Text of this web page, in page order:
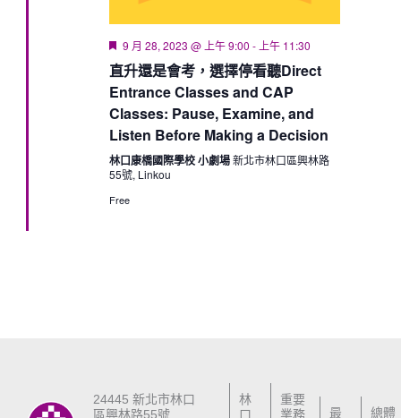
Featured
9 月 28, 2023 @ 上午 9:00 - 上午 11:30
直升還是會考，選擇停看聽Direct
Entrance Classes and CAP
Classes: Pause, Examine, and
Listen Before Making a Decision
林口康橋國際學校 小劇場新北市林口區興林路
55號, Linkou
Free
24445 新北市林口
區興林路55號
林
口
重要
業務
最
總體